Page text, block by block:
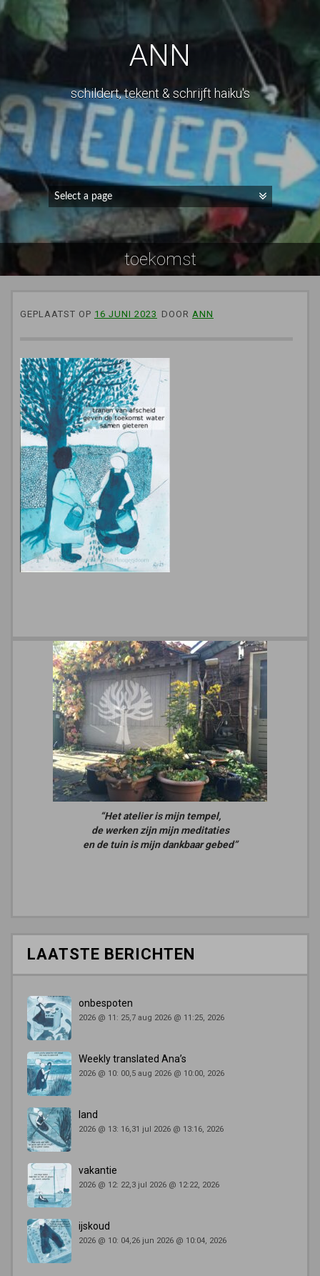
ANN
schildert, tekent & schrijft haiku's
toekomst
GEPLAATST OP 16 JUNI 2023 DOOR ANN
“Het atelier is mijn tempel,
de werken zijn mijn meditaties
en de tuin is mijn dankbaar gebed”
LAATSTE BERICHTEN
onbespoten
2026 @ 11: 25,7 aug 2026 @ 11:25, 2026
Weekly translated Ana’s
2026 @ 10: 00,5 aug 2026 @ 10:00, 2026
land
2026 @ 13: 16,31 jul 2026 @ 13:16, 2026
vakantie
2026 @ 12: 22,3 jul 2026 @ 12:22, 2026
ijskoud
2026 @ 10: 04,26 jun 2026 @ 10:04, 2026